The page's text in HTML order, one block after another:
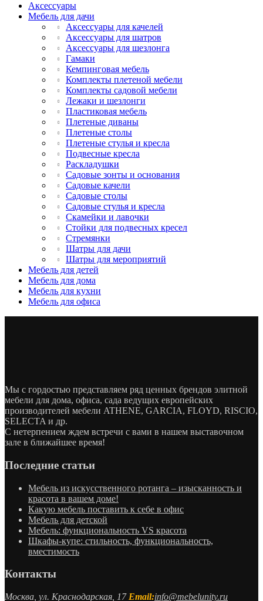
Аксессуары
Мебель для дачи
Аксессуары для качелей
Аксессуары для шатров
Аксессуары для шезлонга
Гамаки
Кемпинговая мебель
Комплекты плетеной мебели
Комплекты садовой мебели
Лежаки и шезлонги
Пластиковая мебель
Плетеные диваны
Плетеные столы
Плетеные стулья и кресла
Подвесные кресла
Раскладушки
Садовые зонты и основания
Садовые качели
Садовые столы
Садовые стулья и кресла
Скамейки и лавочки
Стойки для подвесных кресел
Стремянки
Шатры для дачи
Шатры для мероприятий
Мебель для детей
Мебель для дома
Мебель для кухни
Мебель для офиса
Мы с гордостью представляем ряд ценных брендов элитной
мебели для дома, офиса, сада ведущих европейских
производителей мебели ATHENE, GARCIA, FLOYD, RISCIO,
SELECTA и др.
С нетерпением ждем встречи с вами в нашем выставочном
зале в ближайшее время!
Последние статьи
Мебель из искусственного ротанга – изысканность и
красота в вашем доме!
Какую мебель поставить к себе в офис
Мебель для детской
Мебель: функциональность VS красота
Шкафы-купе: стильность, функциональность,
вместимость
Контакты
Москва, ул. Краснодарская, 17 Email:info@mebelunity.ru